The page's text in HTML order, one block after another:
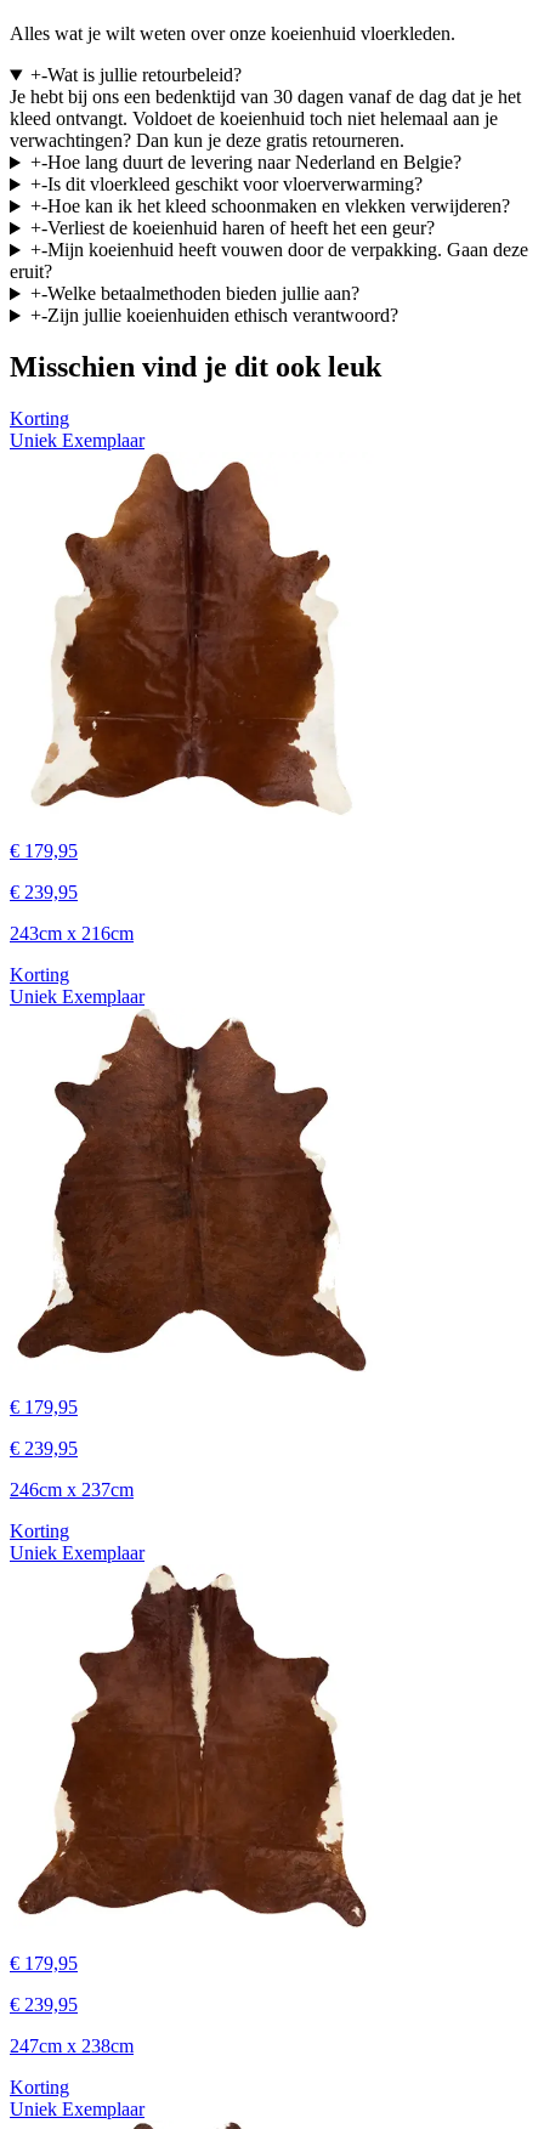
Alles wat je wilt weten over onze koeienhuid vloerkleden.
+-Wat is jullie retourbeleid?
Je hebt bij ons een bedenktijd van 30 dagen vanaf de dag dat je het
kleed ontvangt. Voldoet de koeienhuid toch niet helemaal aan je
verwachtingen? Dan kun je deze gratis retourneren.
+-Hoe lang duurt de levering naar Nederland en Belgie?
+-Is dit vloerkleed geschikt voor vloerverwarming?
+-Hoe kan ik het kleed schoonmaken en vlekken verwijderen?
+-Verliest de koeienhuid haren of heeft het een geur?
+-Mijn koeienhuid heeft vouwen door de verpakking. Gaan deze
eruit?
+-Welke betaalmethoden bieden jullie aan?
+-Zijn jullie koeienhuiden ethisch verantwoord?
Misschien vind je dit ook leuk
Korting
Uniek Exemplaar
€ 179,95
€ 239,95
243cm x 216cm
Korting
Uniek Exemplaar
€ 179,95
€ 239,95
246cm x 237cm
Korting
Uniek Exemplaar
€ 179,95
€ 239,95
247cm x 238cm
Korting
Uniek Exemplaar